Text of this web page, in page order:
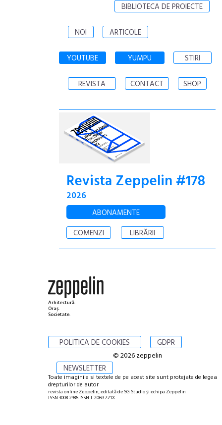
BIBLIOTECA DE PROIECTE
NOI ARTICOLE
YOUTUBE YUMPU STIRI
REVISTA CONTACT SHOP
Revista Zeppelin #178
2026
ABONAMENTE
COMENZI
LIBRĂRII
Arhitectură.
Oraș.
Societate.
POLITICA DE COOKIES GDPR
NEWSLETTER
© 2026 zeppelin
Toate imaginile si textele de pe acest site sunt protejate de legea
drepturilor de autor
revista online Zeppelin, editată de SG Studio și echipa Zeppelin
ISSN 3008-2986 ISSN-L 2069-721X